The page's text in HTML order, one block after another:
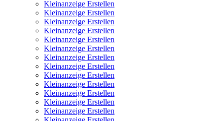
Kleinanzeige Erstellen
Kleinanzeige Erstellen
Kleinanzeige Erstellen
Kleinanzeige Erstellen
Kleinanzeige Erstellen
Kleinanzeige Erstellen
Kleinanzeige Erstellen
Kleinanzeige Erstellen
Kleinanzeige Erstellen
Kleinanzeige Erstellen
Kleinanzeige Erstellen
Kleinanzeige Erstellen
Kleinanzeige Erstellen